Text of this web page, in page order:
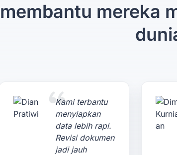
membantu mereka
Kami terbantu
menyiapkan
data lebih rapi.
Revisi dokumen
jadi jauh